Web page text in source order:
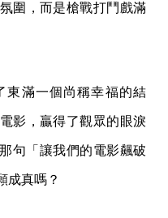
圍，而是槍戰打鬥戲滿
東滿一個尚稱幸福的結
影，贏得了觀眾的眼淚
句「讓我們的電影飆破
成真嗎？